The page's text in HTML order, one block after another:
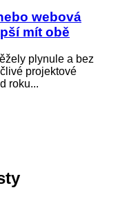
webová
mít obě
plynule a bez
projektové
roku...